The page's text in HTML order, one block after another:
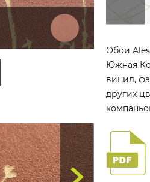
Обои
Южная
винил,
других